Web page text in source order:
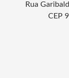
Rua
CEP